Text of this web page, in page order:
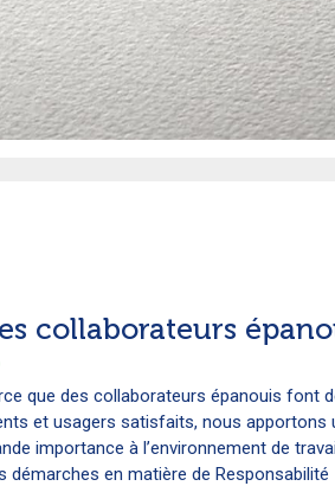
collaborateurs
que des collaborateurs épanouis font
et usagers satisfaits, nous apportons
importance à l’environnement de
démarches en matière de Responsabilité